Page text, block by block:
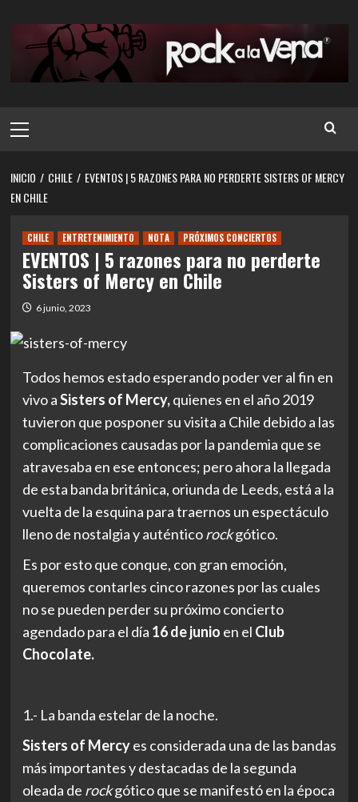
contenido
principal
INICIO CHILE
EVENTOS | 5 RAZONES PARA NO PERDERTE SISTERS OF MERCY
EN CHILE
CHILE ENTRETENIMIENTO NOTA PRÓXIMOS CONCIERTOS
EVENTOS | 5 razones para no perderte
Sisters of Mercy en Chile
6 junio, 2023
Todos hemos estado esperando poder ver al fin en
vivo aSisters of Mercy,quienes en el año 2019
tuvieron que posponer su visita a Chile debido a las
complicaciones causadas por la pandemia que se
atravesaba en ese entonces; pero ahora la llegada
de esta banda británica, oriunda de Leeds, está a la
vuelta de la esquina para traernos un espectáculo
lleno de nostalgia y auténticorockgótico.
Es por estoque conque, con gran emoción,
queremos contarles cinco razones por las cuales
no se pueden perder su próximo concierto
agendado para el día 16 de junio en el Club
Chocolate.
1.- La banda estelar de la noche.
Sisters of Mercyes considerada una de las bandas
más importantes y destacadas de la segunda
oleada de rockgótico que se manifestó en la época